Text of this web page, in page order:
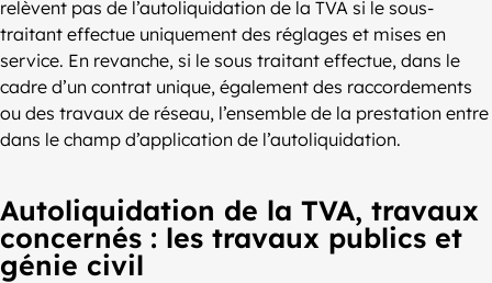
relèvent pas de l’autoliquidation de la TVA si le sous-
traitant effectue uniquement des réglages et mises en
service. En revanche, si le sous traitant effectue, dans le
cadre d’un contrat unique, également des raccordements
ou des travaux de réseau, l’ensemble de la prestation entre
dans le champ d’application de l’autoliquidation.
Autoliquidation de la TVA, travaux
concernés : les travaux publics et
génie civil